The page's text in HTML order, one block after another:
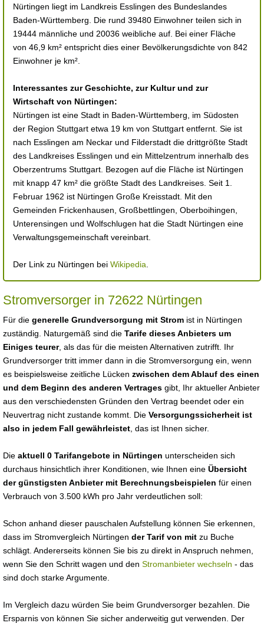
Nürtingen liegt im Landkreis Esslingen des Bundeslandes
Baden-Württemberg. Die rund 39480 Einwohner teilen sich in
19444 männliche und 20036 weibliche auf. Bei einer Fläche
von 46,9 km² entspricht dies einer Bevölkerungsdichte von 842
Einwohner je km².
Interessantes zur Geschichte, zur Kultur und zur
Wirtschaft von Nürtingen:
Nürtingen ist eine Stadt in Baden-Württemberg, im Südosten
der Region Stuttgart etwa 19 km von Stuttgart entfernt. Sie ist
nach Esslingen am Neckar und Filderstadt die drittgrößte Stadt
des Landkreises Esslingen und ein Mittelzentrum innerhalb des
Oberzentrums Stuttgart. Bezogen auf die Fläche ist Nürtingen
mit knapp 47 km² die größte Stadt des Landkreises. Seit 1.
Februar 1962 ist Nürtingen Große Kreisstadt. Mit den
Gemeinden Frickenhausen, Großbettlingen, Oberboihingen,
Unterensingen und Wolfschlugen hat die Stadt Nürtingen eine
Verwaltungsgemeinschaft vereinbart.
Der Link zu Nürtingen bei Wikipedia
Stromversorger in 72622 Nürtingen
Für die generelle Grundversorgung mit Strom ist in Nürtingen
zuständig. Naturgemäß sind die Tarife dieses Anbieters um
Einiges teurer, als das für die meisten Alternativen zutrifft. Ihr
Grundversorger tritt immer dann in die Stromversorgung ein, wenn
es beispielsweise zeitliche Lücken zwischen dem Ablauf des einen
und dem Beginn des anderen Vertrages gibt, Ihr aktueller Anbieter
aus den verschiedensten Gründen den Vertrag beendet oder ein
Neuvertrag nicht zustande kommt. Die Versorgungssicherheit ist
also in jedem Fall gewährleistet , das ist Ihnen sicher.
Die aktuell 0 Tarifangebote in Nürtingen unterscheiden sich
durchaus hinsichtlich ihrer Konditionen, wie Ihnen eine Übersicht
der günstigsten Anbieter mit Berechnungsbeispielen für einen
Verbrauch von 3.500 kWh pro Jahr verdeutlichen soll:
Schon anhand dieser pauschalen Aufstellung können Sie erkennen,
dass im Stromvergleich Nürtingen der Tarif von mit zu Buche
schlägt. Andererseits können Sie bis zu direkt in Anspruch nehmen,
wenn Sie den Schritt wagen und den Stromanbieter wechseln - das
sind doch starke Argumente.
Im Vergleich dazu würden Sie beim Grundversorger bezahlen. Die
Ersparnis von können Sie sicher anderweitig gut verwenden. Der